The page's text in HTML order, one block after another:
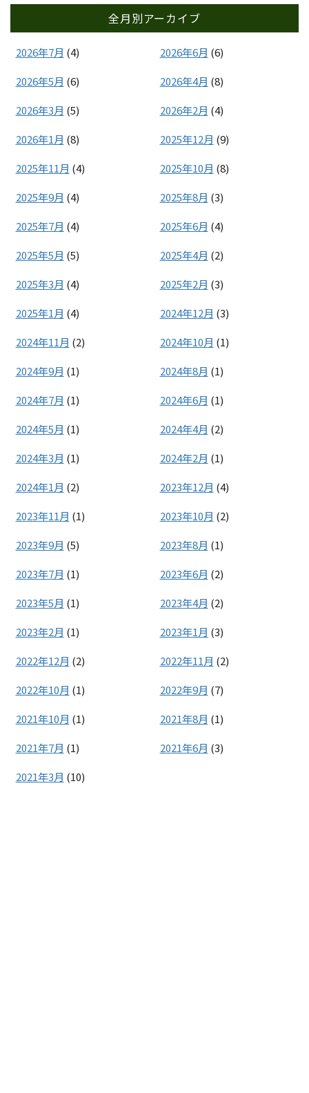
全月別アーカイブ
2026年7月 (4) 2026年6月 (6)
2026年5月 (6) 2026年4月 (8)
2026年3月 (5) 2026年2月 (4)
2026年1月 (8) 2025年12月 (9)
2025年11月 (4) 2025年10月 (8)
2025年9月 (4) 2025年8月 (3)
2025年7月 (4) 2025年6月 (4)
2025年5月 (5) 2025年4月 (2)
2025年3月 (4) 2025年2月 (3)
2025年1月 (4) 2024年12月 (3)
2024年11月 (2) 2024年10月 (1)
2024年9月 (1) 2024年8月 (1)
2024年7月 (1) 2024年6月 (1)
2024年5月 (1) 2024年4月 (2)
2024年3月 (1) 2024年2月 (1)
2024年1月 (2) 2023年12月 (4)
2023年11月 (1) 2023年10月 (2)
2023年9月 (5) 2023年8月 (1)
2023年7月 (1) 2023年6月 (2)
2023年5月 (1) 2023年4月 (2)
2023年2月 (1) 2023年1月 (3)
2022年12月 (2) 2022年11月 (2)
2022年10月 (1) 2022年9月 (7)
2021年10月 (1) 2021年8月 (1)
2021年7月 (1) 2021年6月 (3)
2021年3月 (10)